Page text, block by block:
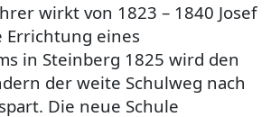
wirkt von 1823 – 1840 Josef
Errichtung eines
in Steinberg 1825 wird den
der weite Schulweg nach
Die neue Schule